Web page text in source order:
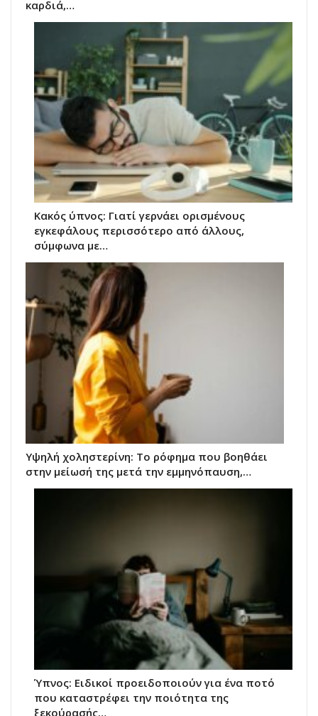
καρδιά,…
Κακός ύπνος: Γιατί γερνάει ορισμένους
εγκεφάλους περισσότερο από άλλους,
σύμφωνα με…
Υψηλή χοληστερίνη: Το ρόφημα που βοηθάει
στην μείωσή της μετά την εμμηνόπαυση,…
Ύπνος: Ειδικοί προειδοποιούν για ένα ποτό
που καταστρέφει την ποιότητα της
ξεκούρασής…